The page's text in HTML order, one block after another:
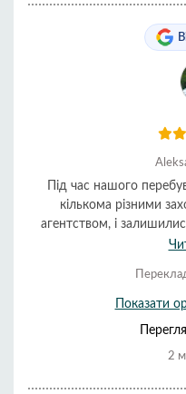
Під час нашого
кількома різними
агентством, і
Організація була
вчасно. Ми
Показати
2